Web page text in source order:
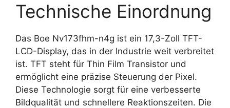
Technische Einordnung
Das Boe Nv173fhm-n4g ist ein 17,3-Zoll TFT-
LCD-Display, das in der Industrie weit verbreitet
ist. TFT steht für Thin Film Transistor und
ermöglicht eine präzise Steuerung der Pixel.
Diese Technologie sorgt für eine verbesserte
Bildqualität und schnellere Reaktionszeiten. Die